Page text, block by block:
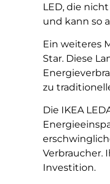
LED, die
und kann so
Ein weiteres
Star. Diese
zu
Die IKEA
Verbraucher.
Investition.